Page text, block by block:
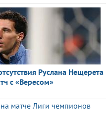
Руслана Нещерета
с «Вересом»
матче Лиги чемпионов